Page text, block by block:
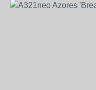
Bildergalerie